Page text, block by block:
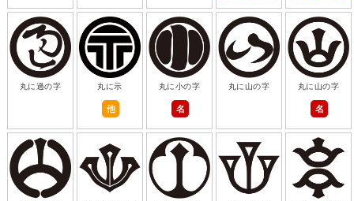
丸に過の字 丸に示
他
丸に小の字
名
丸に山の字 丸に山の字
名